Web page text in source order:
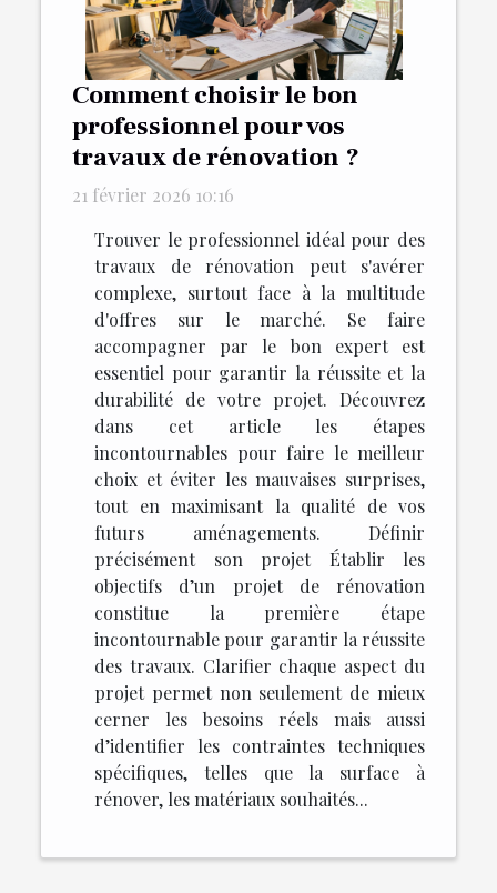
Comment choisir le bon
professionnel pour vos
travaux de rénovation ?
21 février 2026 10:16
Trouver le professionnel idéal pour des
travaux de rénovation peut s'avérer
complexe, surtout face à la multitude
d'offres sur le marché. Se faire
accompagner par le bon expert est
essentiel pour garantir la réussite et la
durabilité de votre projet. Découvrez
dans cet article les étapes
incontournables pour faire le meilleur
choix et éviter les mauvaises surprises,
tout en maximisant la qualité de vos
futurs aménagements. Définir
précisément son projet Établir les
objectifs d’un projet de rénovation
constitue la première étape
incontournable pour garantir la réussite
des travaux. Clarifier chaque aspect du
projet permet non seulement de mieux
cerner les besoins réels mais aussi
d’identifier les contraintes techniques
spécifiques, telles que la surface à
rénover, les matériaux souhaités...